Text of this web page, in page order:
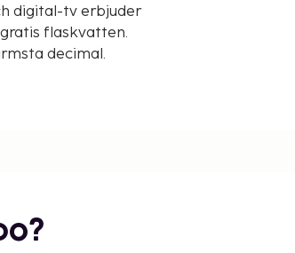
digital-tv erbjuder
flaskvatten.
decimal.